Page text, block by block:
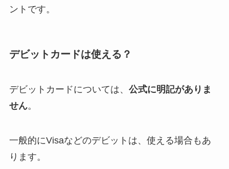
ントです。
デビットカードは使える？
デビットカードについては、 公式に明記がありま
せん。
一般的にVisaなどのデビットは、使える場合もあ
ります。